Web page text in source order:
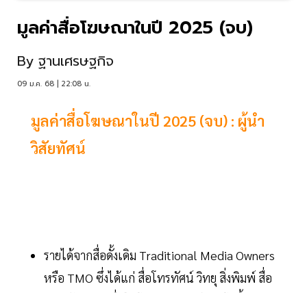
มูลค่าสื่อโฆษณาในปี 2025 (จบ)
By ฐานเศรษฐกิจ
09 ม.ค. 68 | 22:08 น.
มูลค่าสื่อโฆษณาในปี 2025 (จบ) : ผู้นำ
วิสัยทัศน์
รายได้จากสื่อดั้งเดิม Traditional Media Owners
หรือ TMO ซึ่งได้แก่ สื่อโทรทัศน์ วิทยุ สิ่งพิมพ์ สื่อ